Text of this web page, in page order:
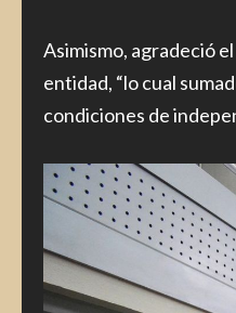
Asimismo, agradeció
entidad, “lo cual
condiciones de